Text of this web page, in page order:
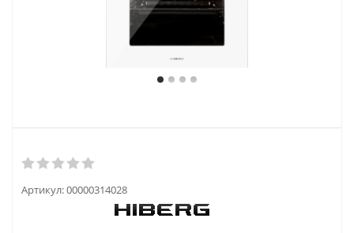
Артикул:00000314028